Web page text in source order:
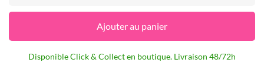
Ajouter au panier
Disponible Click & Collect en boutique. Livraison 48/72h